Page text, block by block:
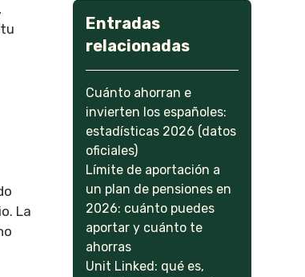
La
Entradas
relacionadas
Cuánto ahorran e
invierten los españoles:
estadísticas 2026 (datos
oficiales)
Límite de aportación a
un plan de pensiones en
2026: cuánto puedes
aportar y cuánto te
ahorras
Unit Linked: qué es,